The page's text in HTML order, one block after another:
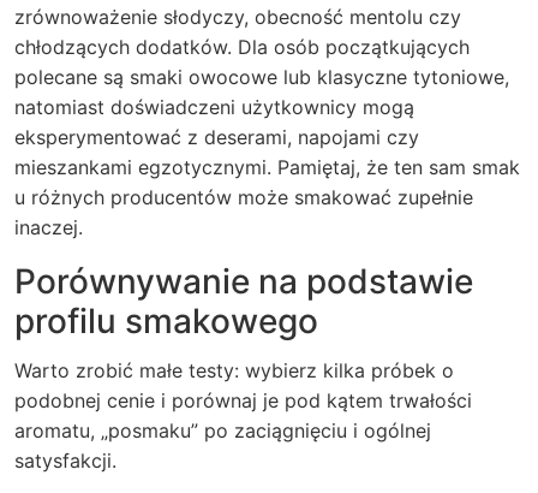
zrównoważenie słodyczy, obecność mentolu czy
chłodzących dodatków. Dla osób początkujących
polecane są smaki owocowe lub klasyczne tytoniowe,
natomiast doświadczeni użytkownicy mogą
eksperymentować z deserami, napojami czy
mieszankami egzotycznymi. Pamiętaj, że ten sam smak
u różnych producentów może smakować zupełnie
inaczej.
Porównywanie na podstawie
profilu smakowego
Warto zrobić małe testy: wybierz kilka próbek o
podobnej cenie i porównaj je pod kątem trwałości
aromatu, „posmaku” po zaciągnięciu i ogólnej
satysfakcji.